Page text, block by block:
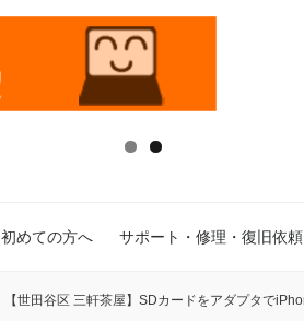
初めての方へ サポート・修理・復旧依
【世田谷区 三軒茶屋】SDカードをアダプタで